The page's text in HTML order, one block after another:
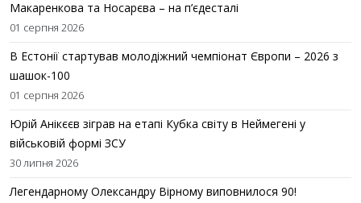
Макаренкова та Носарєва – на п’єдесталі
01 серпня 2026
В Естонії стартував молодіжний чемпіонат Європи – 2026 з
шашок-100
01 серпня 2026
Юрій Анікєєв зіграв на етапі Кубка світу в Неймегені у
військовій формі ЗСУ
30 липня 2026
Легендарному Олександру Вірному виповнилося 90!